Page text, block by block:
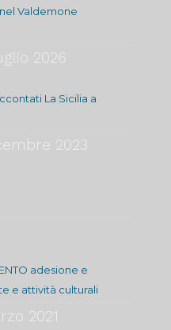
Valdemone
2026
La Sicilia a
2023
adesione e
e attività culturali
2021